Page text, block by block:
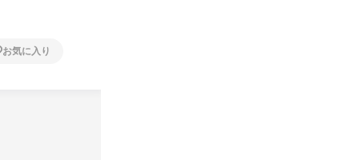
お気に入り